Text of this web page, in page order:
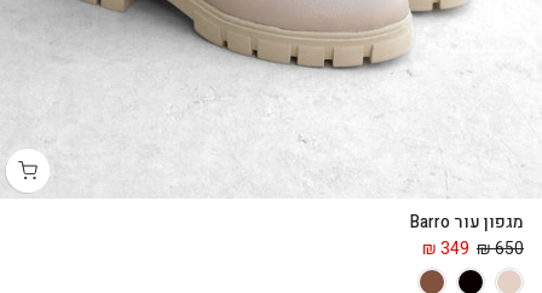
מגפון עור Barro
650 ₪
349 ₪